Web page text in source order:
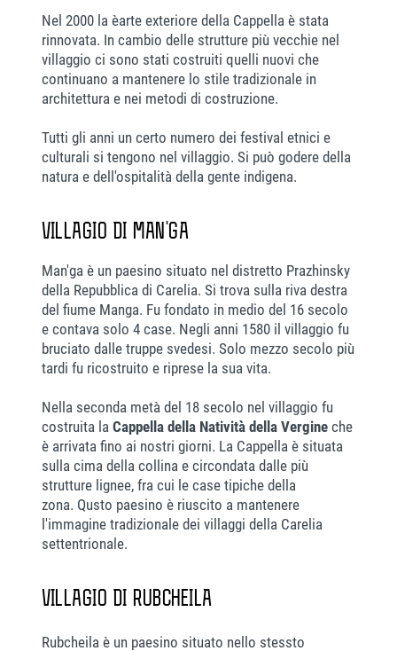
Nel 2000 la èarte exteriore della Cappella è stata
rinnovata. In cambio delle strutture più vecchie nel
villaggio ci sono stati costruiti quelli nuovi che
continuano a mantenere lo stile tradizionale in
architettura e nei metodi di costruzione.
Tutti gli anni un certo numero dei festival etnici e
culturali si tengono nel villaggio. Si può godere della
natura e dell'ospitalità della gente indigena.
VILLAGIO DI MAN'GA
Man'ga è un paesino situato nel distretto Prazhinsky
della Repubblica di Carelia. Si trova sulla riva destra
del fiume Manga. Fu fondato in medio del 16 secolo
e contava solo 4 case. Negli anni 1580 il villaggio fu
bruciato dalle truppe svedesi. Solo mezzo secolo più
tardi fu ricostruito e riprese la sua vita.
Nella seconda metà del 18 secolo nel villaggio fu
costruita la Cappella della Natività della Vergineche
è arrivata fino ai nostri giorni. La Cappella è situata
sulla cima della collina e circondata dalle più
strutture lignee, fra cui le case tipiche della
zona. Qusto paesino è riuscito a mantenere
l'immagine tradizionale dei villaggi della Carelia
settentrionale.
VILLAGIO DI RUBCHEILA
Rubcheila è un paesino situato nello stessto